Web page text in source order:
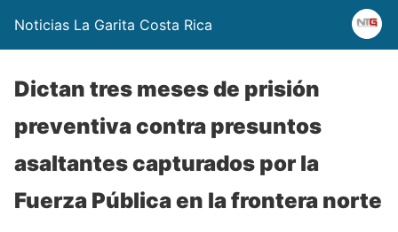
Noticias La Garita Costa Rica
Dictan tres meses de prisión
preventiva contra presuntos
asaltantes capturados por la
Fuerza Pública en la frontera norte